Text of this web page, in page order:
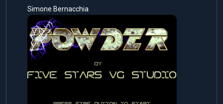
Simone Bernacchia